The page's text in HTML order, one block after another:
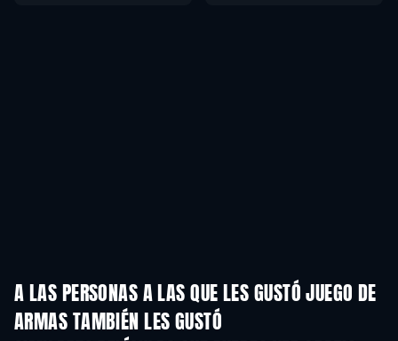
A LAS PERSONAS A LAS QUE LES GUSTÓ JUEGO DE
ARMAS TAMBIÉN LES GUSTÓ